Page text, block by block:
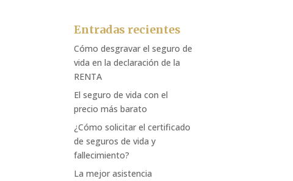
Entradas recientes
Cómo desgravar el seguro de
vida en la declaración de la
RENTA
El seguro de vida con el
precio más barato
¿Cómo solicitar el certificado
de seguros de vida y
fallecimiento?
La mejor asistencia